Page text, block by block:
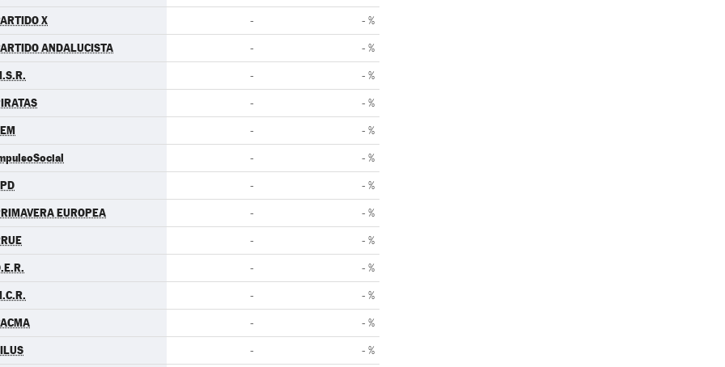
X - - %
ANDALUCISTA - - %
- - %
- - %
- - %
- - %
- - %
EUROPEA - - %
- - %
- - %
- - %
- - %
- - %